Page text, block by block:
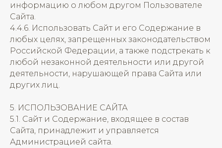
информацию о любом другом Пользователе
Сайта.
4.4.6. Использовать Сайт и его Содержание в
любых целях, запрещенных законодательством
Российской Федерации, а также подстрекать к
любой незаконной деятельности или другой
деятельности, нарушающей права Сайта или
других лиц.
5. ИСПОЛЬЗОВАНИЕ САЙТА
5.1. Сайт и Содержание, входящее в состав
Сайта, принадлежит и управляется
Администрацией сайта.